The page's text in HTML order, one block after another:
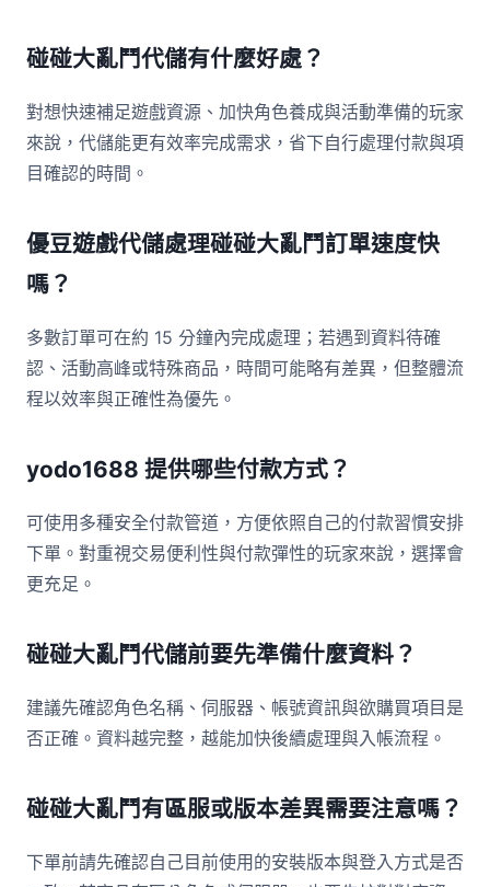
碰碰大亂鬥代儲有什麼好處？
對想快速補足遊戲資源、加快角色養成與活動準備的玩家
來說，代儲能更有效率完成需求，省下自行處理付款與項
目確認的時間。
優豆遊戲代儲處理碰碰大亂鬥訂單速度快
嗎？
多數訂單可在約 15 分鐘內完成處理；若遇到資料待確
認、活動高峰或特殊商品，時間可能略有差異，但整體流
程以效率與正確性為優先。
yodo1688 提供哪些付款方式？
可使用多種安全付款管道，方便依照自己的付款習慣安排
下單。對重視交易便利性與付款彈性的玩家來說，選擇會
更充足。
碰碰大亂鬥代儲前要先準備什麼資料？
建議先確認角色名稱、伺服器、帳號資訊與欲購買項目是
否正確。資料越完整，越能加快後續處理與入帳流程。
碰碰大亂鬥有區服或版本差異需要注意嗎？
下單前請先確認自己目前使用的安裝版本與登入方式是否